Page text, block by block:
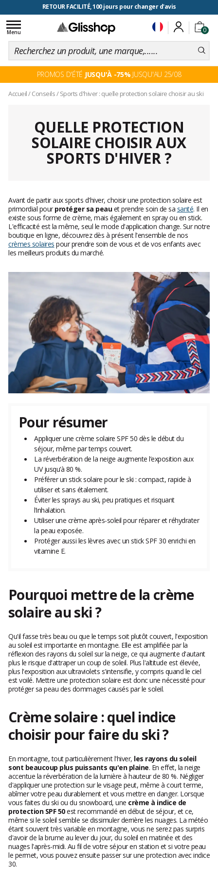
RETOUR FACILITÉ, 100 jours pour changer d'avis
0
Toggle
navigation
Menu
PROMOS D'ÉTÉ JUSQU'À -75% JUSQU'AU 25/08
Accueil/Conseils/Sports d'hiver : quelle protection solaire choisir au ski
QUELLE PROTECTION
SOLAIRE CHOISIR AUX
SPORTS D'HIVER ?
Avant de partir aux sports d'hiver, choisir une protection solaire est
primordial pour protéger sa peauet prendre soin de sa santé. Il en
existe sous forme de crème, mais également en spray ou en stick.
L'efficacité est la même, seul le mode d'application change. Sur notre
boutique en ligne, découvrez dès à présent l'ensemble de nos
crèmes solaires pour prendre soin de vous et de vos enfants avec
les meilleurs produits du marché.
Pour résumer
Appliquer une crème solaire SPF 50 dès le début du
séjour, même par temps couvert.
La réverbération de la neige augmente l’exposition aux
UV jusqu’à 80 %.
Préférer un stick solaire pour le ski : compact, rapide à
utiliser et sans étalement.
Éviter les sprays au ski, peu pratiques et risquant
l’inhalation.
Utiliser une crème après-soleil pour réparer et réhydrater
la peau exposée.
Protéger aussi les lèvres avec un stick SPF 30 enrichi en
vitamine E.
Pourquoi mettre de la crème
solaire au ski ?
Qu'il fasse très beau ou que le temps soit plutôt couvert, l'exposition
au soleil est importante en montagne. Elle est amplifiée par la
réflexion des rayons du soleil sur la neige, ce qui augmente d'autant
plus le risque d'attraper un coup de soleil. Plus l'altitude est élevée,
plus l'exposition aux ultraviolets s'intensifie, y compris quand le ciel
est voilé. Mettre une protection solaire est donc une nécessité pour
protéger sa peau des dommages causés par le soleil.
Crème solaire : quel indice
choisir pour faire du ski ?
En montagne, tout particulièrement l'hiver, les rayons du soleil
sont beaucoup plus puissants qu'en plaine. En effet, la neige
accentue la réverbération de la lumière à hauteur de 80 %. Négliger
d'appliquer une protection sur le visage peut, même à court terme,
abîmer votre peau durablement et vous mettre en danger. Lorsque
vous faites du ski ou du snowboard, une crème à indice de
protection SPF 50est recommandé en début de séjour, et ce,
même si le soleil semble se dissimuler derrière les nuages. La météo
étant souvent très variable en montagne, vous ne serez pas surpris
d'avoir de la brume au lever du jour, du soleil en matinée et des
nuages l'après-midi. Au fil de votre séjour en station et si votre peau
le permet, vous pouvez ensuite passer sur une protection avec indice
30.